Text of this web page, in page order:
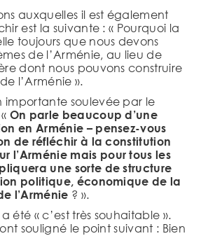
auxquelles il est également
est la suivante : « Pourquoi la
toujours que nous devons
de l’Arménie, au lieu de
dont nous pouvons construire
l’Arménie ».
importante soulevée par le
On parle beaucoup d’une
en Arménie – pensez-vous
de réfléchir à la constitution
l’Arménie mais pour tous les
une sorte de structure
politique, économique de la
l’Arménie ? ».
été « c’est très souhaitable ».
souligné le point suivant : Bien